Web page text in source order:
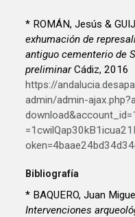
* ROMÁN, Jesús &
exhumación de
antiguo cementerio de
preliminarCádiz, 2016
https://
admin/admin-
Bibliografía
* BAQUERO, Juan
Intervenciones